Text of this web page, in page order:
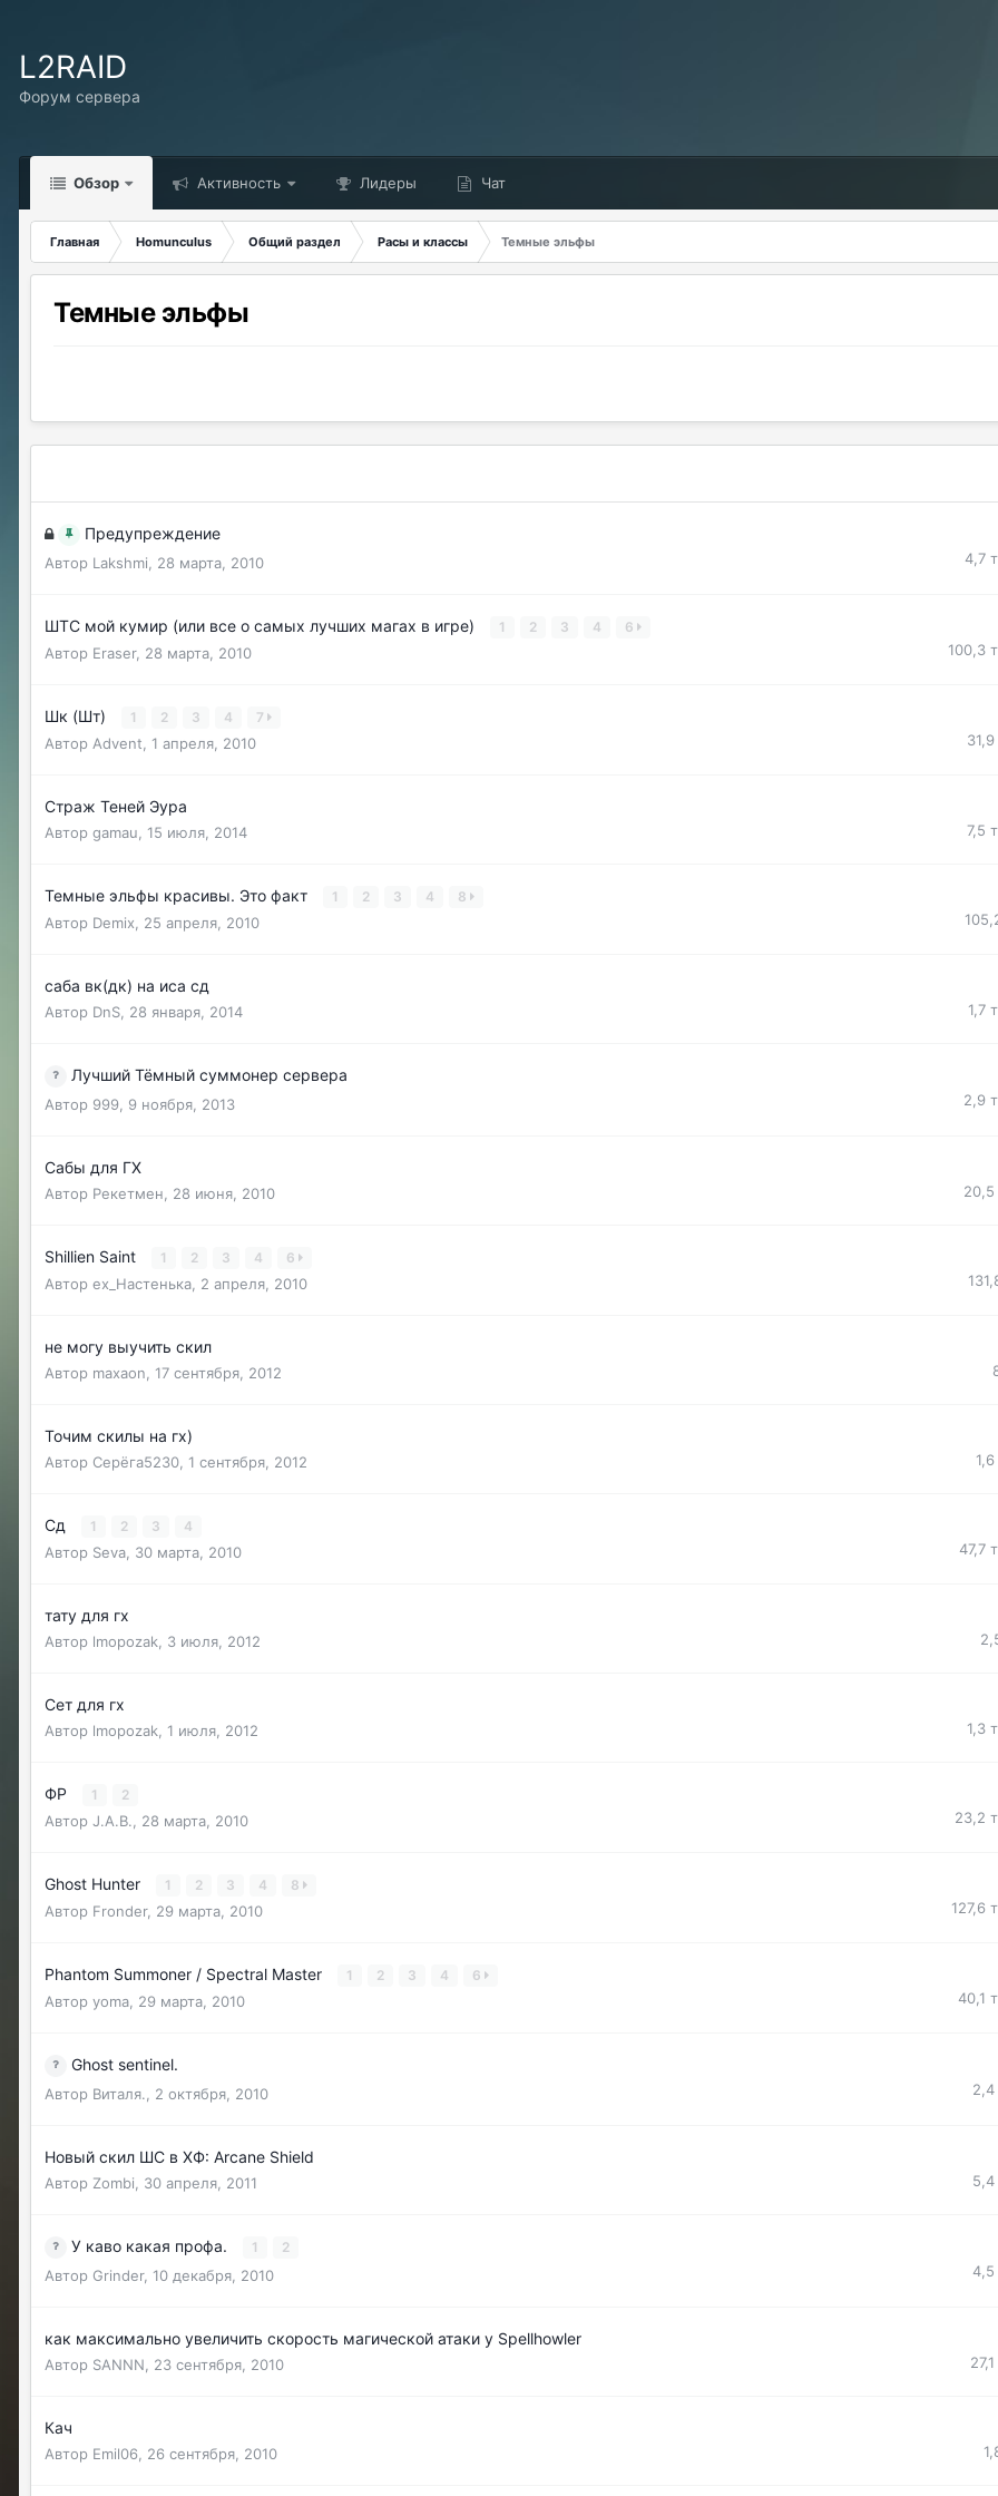
L2RAID
Форум сервера
Обзор Активность Лидеры Чат
Главная Homunculus Общий раздел Расы и классы Темные эльфы
Темные эльфы
Предупреждение
Автор Lakshmi 28 марта, 2010
4,7
ШТС мой кумир (или все о самых лучших магах в игре) 1 2 3 4 6
Автор Eraser, 28 марта, 2010
100,3
Шк (Шт) 1 2 3 4 7
Автор Advent 1 апреля, 2010
Страж Теней Эура
Автор gamau 15 июля, 2014
7,5
Темные эльфы красивы. Это факт 1 2 3 4 8
Автор Demix 25 апреля, 2010
саба вк(дк) на иса сд
Автор DnS 28 января, 2014
1,7
Лучший Тёмный суммонер сервера
Автор 999 9 ноября, 2013
2,9
Сабы для ГХ
Автор Рекетмен 28 июня, 2010
Shillien Saint 1 2 3 4 6
Автор ex_Настенька 2 апреля, 2010
не могу выучить скил
Автор maxaon 17 сентября, 2012
Точим скилы на гх)
Автор Серёга5230 1 сентября, 2012
Сд 1 2 3 4
Автор Seva 30 марта, 2010
47,7
тату для гх
Автор lmopozak 3 июля, 2012
Сет для гх
Автор lmopozak 1 июля, 2012
1,3
ФР 1 2
Автор J.A.B. 28 марта, 2010
23,2
Ghost Hunter 1 2 3 4 8
Автор Fronder, 29 марта, 2010
127,6
Phantom Summoner / Spectral Master 1 2 3 4 6
Автор yoma 29 марта, 2010
40,1
Ghost sentinel.
Автор Виталя. 2 октября, 2010
Новый скил ШС в ХФ: Arcane Shield
Автор Zombi 30 апреля, 2011
У каво какая профа. 1 2
Автор Grinder, 10 декабря, 2010
4,5
как максимально увеличить скорость магической атаки у Spellhowler
Автор SANNN 23 сентября, 2010
Кач
Автор Emil06 26 сентября, 2010